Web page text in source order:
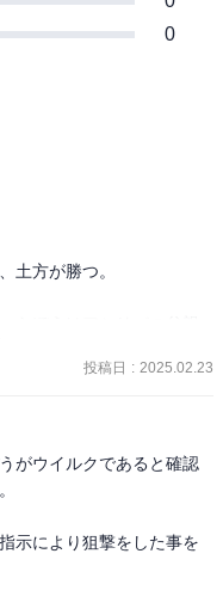
0
土方が勝つ。
間に、尾形によって撃た
、白石はアシリパを連れ
投稿日 : 2025.02.23
がウイルクであると確認
示により狙撃をした事を